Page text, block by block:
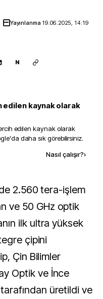
Yayınlanma 19.06.2025, 14:19
N
kaynak olarak
edilen kaynak olarak
daha sık görebilirsiniz.
Nasıl çalışır?›
ve 50 GHz optik
ilk ultra yüksek
çipini
Çin Bilimler
Optik ve İnce
üretildi ve